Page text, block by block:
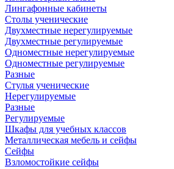
Лингафонные кабинеты
Столы ученические
Двухместные нерегулируемые
Двухместные регулируемые
Одноместные нерегулируемые
Одноместные регулируемые
Разные
Стулья ученические
Нерегулируемые
Разные
Регулируемые
Шкафы для учебных классов
Металлическая мебель и сейфы
Сейфы
Взломостойкие сейфы